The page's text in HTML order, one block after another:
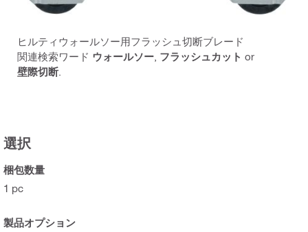
ヒルティウォールソー用フラッシュ切断ブレード
関連検索ワード ウォールソー フラッシュカット or
壁際切断
選択
梱包数量
1 pc
製品オプション